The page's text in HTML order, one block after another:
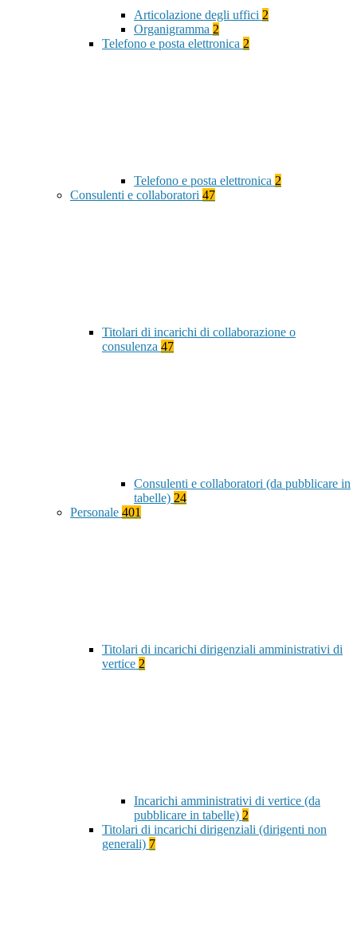
Articolazione degli uffici 2
Organigramma 2
Telefono e posta elettronica 2
Telefono e posta elettronica 2
Consulenti e collaboratori 47
Titolari di incarichi di collaborazione o
consulenza 47
Consulenti e collaboratori (da pubblicare in
tabelle) 24
Personale 401
Titolari di incarichi dirigenziali amministrativi di
vertice 2
Incarichi amministrativi di vertice (da
pubblicare in tabelle) 2
Titolari di incarichi dirigenziali (dirigenti non
generali) 7